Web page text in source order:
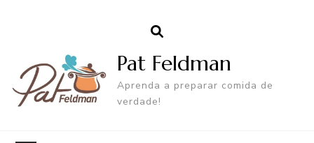
Pat Feldman
Aprenda a preparar comida de
verdade!